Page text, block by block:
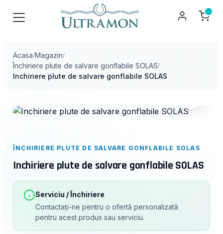
Acasa/Magazin/
Închiriere plute de salvare gonflabile SOLAS/
Inchiriere plute de salvare gonflabile SOLAS
ÎNCHIRIERE PLUTE DE SALVARE GONFLABILE SOLAS
Inchiriere plute de salvare gonflabile SOLAS
Serviciu / Închiriere
Contactați-ne pentru o ofertă personalizată
pentru acest produs sau serviciu.